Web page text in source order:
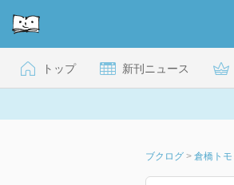
トップ 新刊ニュース
ブクログ > 倉橋トモ